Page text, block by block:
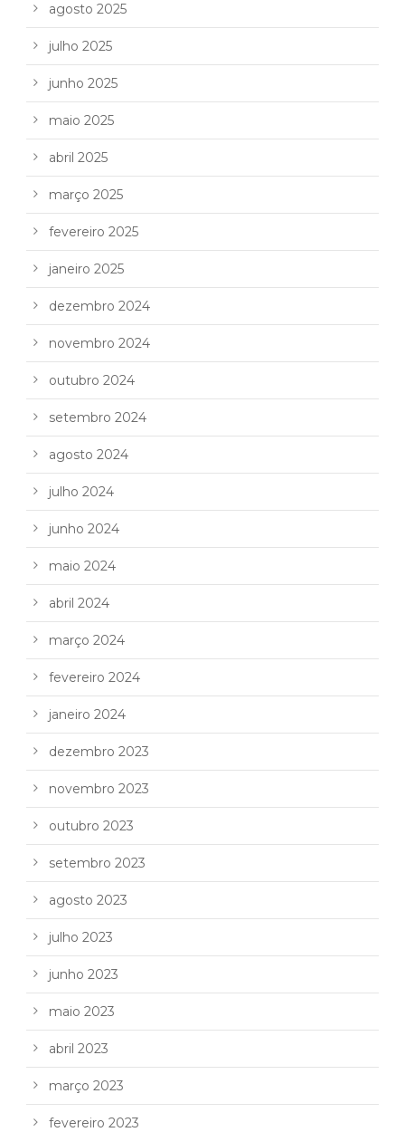
agosto 2025
julho 2025
junho 2025
maio 2025
abril 2025
março 2025
fevereiro 2025
janeiro 2025
dezembro 2024
novembro 2024
outubro 2024
setembro 2024
agosto 2024
julho 2024
junho 2024
maio 2024
abril 2024
março 2024
fevereiro 2024
janeiro 2024
dezembro 2023
novembro 2023
outubro 2023
setembro 2023
agosto 2023
julho 2023
junho 2023
maio 2023
abril 2023
março 2023
fevereiro 2023